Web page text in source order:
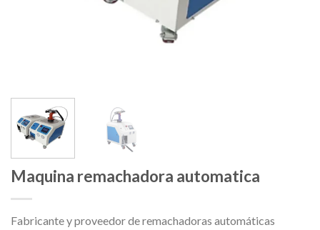
Maquina remachadora automatica
Fabricante y proveedor de remachadoras automáticas